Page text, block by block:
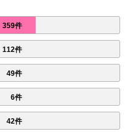
359件
112件
49件
6件
42件